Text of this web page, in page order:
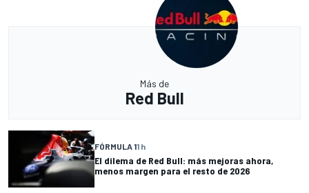
Más de
Red Bull
FÓRMULA 11 h
El dilema de Red Bull: más mejoras ahora,
menos margen para el resto de 2026